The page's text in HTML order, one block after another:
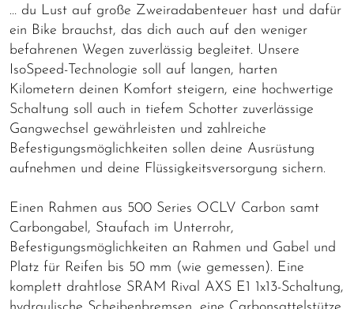
… du Lust auf große Zweiradabenteuer hast und dafür
ein Bike brauchst, das dich auch auf den weniger
befahrenen Wegen zuverlässig begleitet. Unsere
IsoSpeed-Technologie soll auf langen, harten
Kilometern deinen Komfort steigern, eine hochwertige
Schaltung soll auch in tiefem Schotter zuverlässige
Gangwechsel gewährleisten und zahlreiche
Befestigungsmöglichkeiten sollen deine Ausrüstung
aufnehmen und deine Flüssigkeitsversorgung sichern.
Einen Rahmen aus 500 Series OCLV Carbon samt
Carbongabel, Staufach im Unterrohr,
Befestigungsmöglichkeiten an Rahmen und Gabel und
Platz für Reifen bis 50 mm (wie gemessen). Eine
komplett drahtlose SRAM Rival AXS E1 1x13-Schaltung,